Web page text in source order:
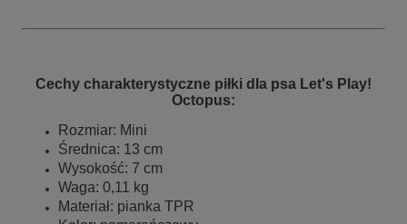
Cechy charakterystyczne piłki dla psa Let's Play!
Octopus:
Rozmiar: Mini
Średnica: 13 cm
Wysokość: 7 cm
Waga: 0,11 kg
Materiał: pianka TPR